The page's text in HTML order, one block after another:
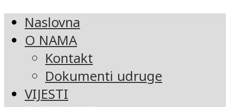
Naslovna
O NAMA
Kontakt
Dokumenti udruge
VIJESTI